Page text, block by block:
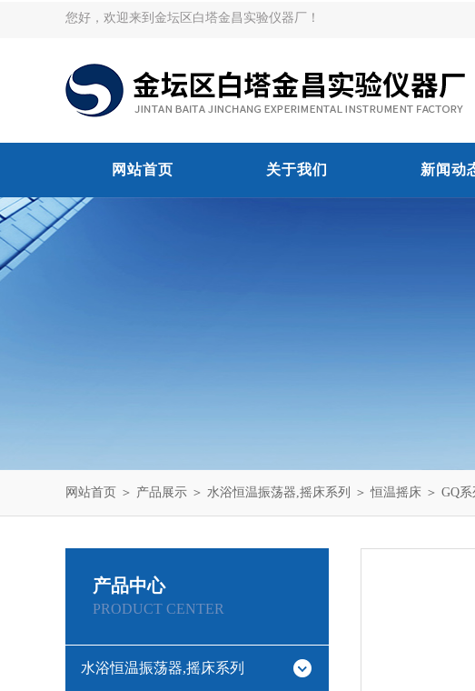
您好，欢迎来到金坛区白塔金昌实验仪器厂！
网站首页 关于我们 新闻动
网站首页 ＞ 产品展示 ＞ 水浴恒温振荡器,摇床系列 ＞恒温摇床 ＞ GQ
产品中心
PRODUCT CENTER
水浴恒温振荡器,摇床系列